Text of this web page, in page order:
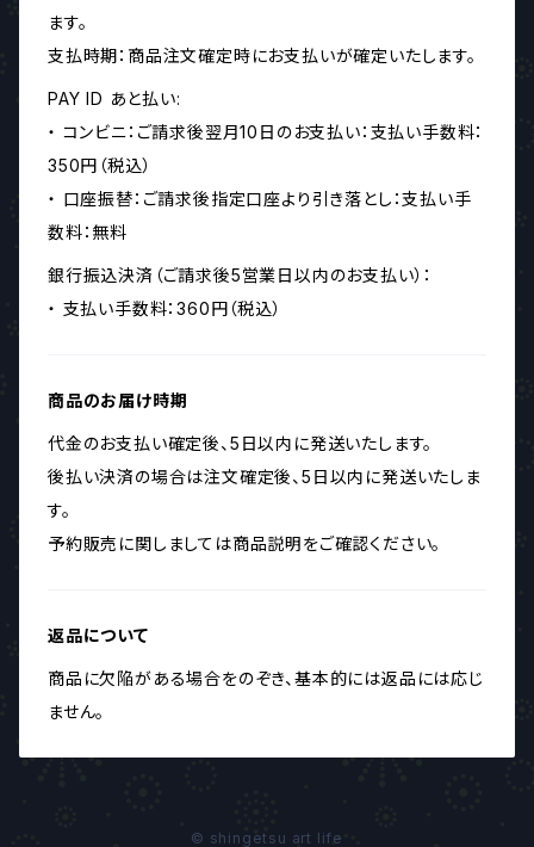
ます。
支払時期：商品注文確定時にお支払いが確定いたします。
PAY ID あと払い:
・ コンビニ：ご請求後翌月10日のお支払い：支払い手数料：
350円（税込）
・ 口座振替：ご請求後指定口座より引き落とし：支払い手
数料：無料
銀行振込決済（ご請求後5営業日以内のお支払い）：
・ 支払い手数料：360円（税込）
商品のお届け時期
代金のお支払い確定後、5日以内に発送いたします。
後払い決済の場合は注文確定後、5日以内に発送いたしま
す。
予約販売に関しましては商品説明をご確認ください。
返品について
商品に欠陥がある場合をのぞき、基本的には返品には応じ
ません。
© shingetsu art life